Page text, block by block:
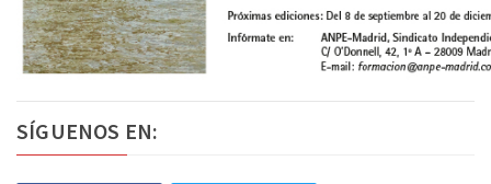
SÍGUENOS EN: